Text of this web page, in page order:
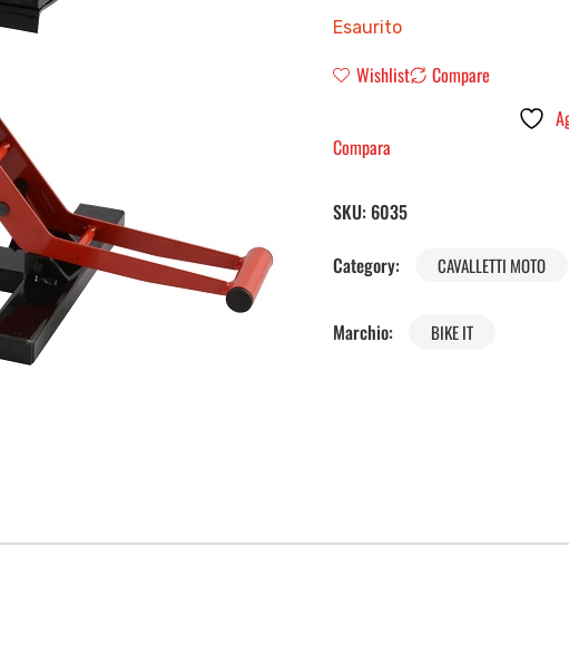
Esaurito
Wishlist
Compare
Compara
SKU: 6035
Category:
CAVALLETTI MOTO
Marchio: BIKE IT